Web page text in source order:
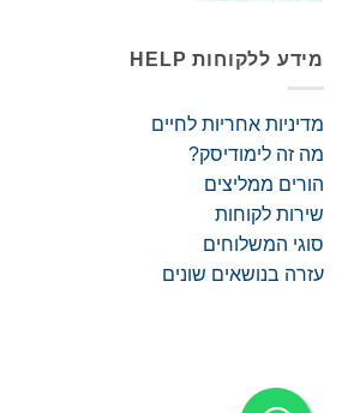
מידע ללקוחות HELP
מדיניות אחריות לחיים
מה זה לימודיסק?
הורים ממליצים
שירות לקוחות
סוגי המשלוחים
עזרה בנושאים שונים